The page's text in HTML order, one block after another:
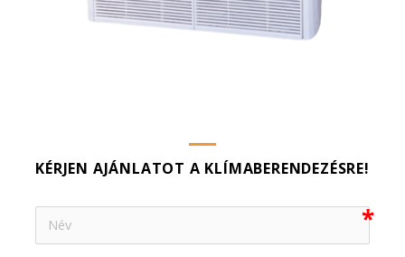
KÉRJEN AJÁNLATOT A KLÍMABERENDEZÉSRE!